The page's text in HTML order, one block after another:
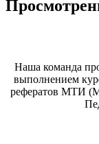
Наша команда
выполнением
рефератов МТИ